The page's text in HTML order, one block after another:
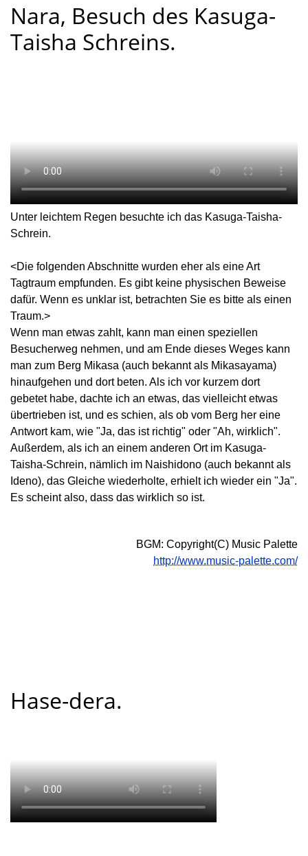
Nara, Besuch des Kasuga-
Taisha Schreins.
Unter leichtem Regen besuchte ich das Kasuga-Taisha-
Schrein.
<Die folgenden Abschnitte wurden eher als eine Art
Tagtraum empfunden. Es gibt keine physischen Beweise
dafür. Wenn es unklar ist, betrachten Sie es bitte als einen
Traum.>
Wenn man etwas zahlt, kann man einen speziellen
Besucherweg nehmen, und am Ende dieses Weges kann
man zum Berg Mikasa (auch bekannt als Mikasayama)
hinaufgehen und dort beten. Als ich vor kurzem dort
gebetet habe, dachte ich an etwas, das vielleicht etwas
übertrieben ist, und es schien, als ob vom Berg her eine
Antwort kam, wie "Ja, das ist richtig" oder "Ah, wirklich".
Außerdem, als ich an einem anderen Ort im Kasuga-
Taisha-Schrein, nämlich im Naishidono (auch bekannt als
Ideno), das Gleiche wiederholte, erhielt ich wieder ein "Ja".
Es scheint also, dass das wirklich so ist.
BGM: Copyright(C) Music Palette
http://www.music-palette.com/
Hase-dera.